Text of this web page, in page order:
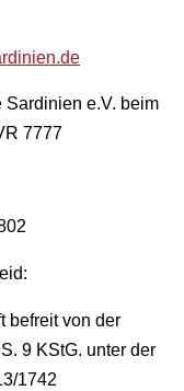
Sardinien e.V. beim
7777
befreit von der
9 KStG. unter der
1742